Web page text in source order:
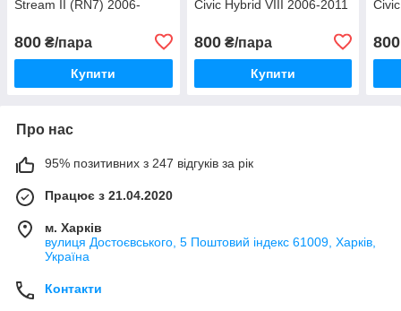
Stream II (RN7) 2006-
800 ₴/пара
Купити
Civic Hybrid VIII 2006-2011
800₴/пара
Купити
800
Про нас
95% позитивних з 247 відгуків за рік
Працює з 21.04.2020
м. Харків
вулиця Достоєвського, 5 Поштовий індекс 61009, Харків,
Україна
Контакти